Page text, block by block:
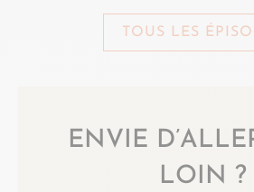
TOUS LES
ENVIE
LOIN ?